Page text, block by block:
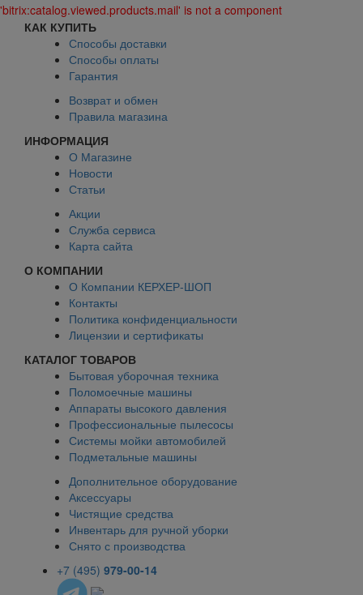
'bitrix:catalog.viewed.products.mail' is not a component
КАК КУПИТЬ
Способы доставки
Способы оплаты
Гарантия
Возврат и обмен
Правила магазина
ИНФОРМАЦИЯ
О Магазине
Новости
Статьи
Акции
Служба сервиса
Карта сайта
О КОМПАНИИ
О Компании КЕРХЕР-ШОП
Контакты
Политика конфиденциальности
Лицензии и сертификаты
КАТАЛОГ ТОВАРОВ
Бытовая уборочная техника
Поломоечные машины
Аппараты высокого давления
Профессиональные пылесосы
Системы мойки автомобилей
Подметальные машины
Дополнительное оборудование
Аксессуары
Чистящие средства
Инвентарь для ручной уборки
Снято с производства
+7 (495) 979-00-14